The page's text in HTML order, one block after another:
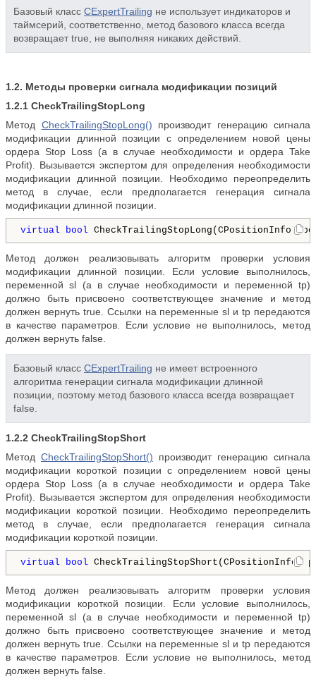
Базовый класс CExpertTrailing не использует индикаторов и
таймсерий, соответственно, метод базового класса всегда
возвращает true, не выполняя никаких действий.
1.2. Методы проверки сигнала модификации позиций
1.2.1 CheckTrailingStopLong
Метод CheckTrailingStopLong() производит генерацию сигнала
модификации длинной позиции с определением новой цены
ордера Stop Loss (а в случае необходимости и ордера Take
Profit). Вызывается экспертом для определения необходимости
модификации длинной позиции. Необходимо переопределить
метод в случае, если предполагается генерация сигнала
модификации длинной позиции.
virtual bool CheckTrailingStopLong(CPositionInfo*
Метод должен реализовывать алгоритм проверки условия
модификации длинной позиции. Если условие выполнилось,
переменной sl (а в случае необходимости и переменной tp)
должно быть присвоено соответствующее значение и метод
должен вернуть true. Ссылки на переменные sl и tp передаются
в качестве параметров. Если условие не выполнилось, метод
должен вернуть false.
Базовый класс CExpertTrailing не имеет встроенного
алгоритма генерации сигнала модификации длинной
позиции, поэтому метод базового класса всегда возвращает
false.
1.2.2 CheckTrailingStopShort
Метод CheckTrailingStopShort() производит генерацию сигнала
модификации короткой позиции с определением новой цены
ордера Stop Loss (а в случае необходимости и ордера Take
Profit). Вызывается экспертом для определения необходимости
модификации короткой позиции. Необходимо переопределить
метод в случае, если предполагается генерация сигнала
модификации короткой позиции.
virtual bool CheckTrailingStopShort(CPositionInfo*
Метод должен реализовывать алгоритм проверки условия
модификации короткой позиции. Если условие выполнилось,
переменной sl (а в случае необходимости и переменной tp)
должно быть присвоено соответствующее значение и метод
должен вернуть true. Ссылки на переменные sl и tp передаются
в качестве параметров. Если условие не выполнилось, метод
должен вернуть false.